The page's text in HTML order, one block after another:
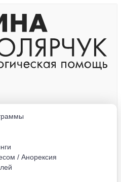
/ Анорексия